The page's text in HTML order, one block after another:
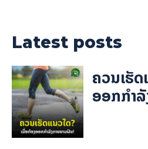
Latest posts
ຄວນເຮັ
ອອກກຳ